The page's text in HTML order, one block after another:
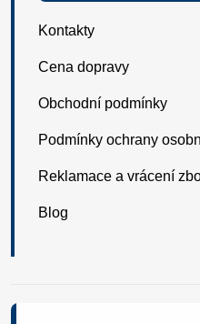
Kontakty
Cena dopravy
Obchodní podmínky
Podmínky ochrany
Reklamace a vrácení
Blog